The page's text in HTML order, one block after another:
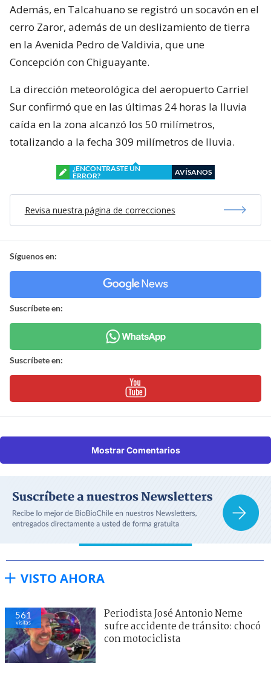
Además, en Talcahuano se registró un socavón en el
cerro Zaror, además de un deslizamiento de tierra
en la Avenida Pedro de Valdivia, que une
Concepción con Chiguayante.
La dirección meteorológica del aeropuerto Carriel
Sur confirmó que en las últimas 24 horas la lluvia
caída en la zona alcanzó los 50 milímetros,
totalizando a la fecha 309 milímetros de lluvia.
¿ENCONTRASTE UN
ERROR?
AVÍSANOS
Revisa nuestra página de correcciones
Síguenos en:
Suscríbete en:
Suscríbete en:
Mostrar Comentarios
VISTO AHORA
561
visitas
Periodista José Antonio Neme
sufre accidente de tránsito: chocó
con motociclista